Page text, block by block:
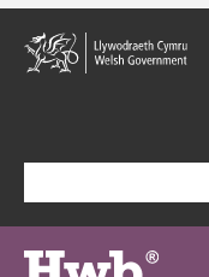
Neidio
i'r
prif